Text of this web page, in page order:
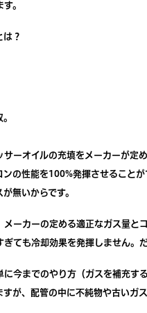
。
は？
ーオイルの充填をメーカーが定
の性能を100%発揮させること
無いからです。
ーカーの定める適正なガス量
ても冷却効果を発揮しません。
今までのやり方（ガスを補充
が、配管の中に不純物や古いガ